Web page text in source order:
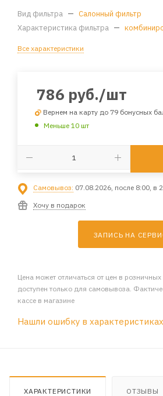
Вид фильтра — Салонный фильтр
Характеристика фильтра —
Все характеристики
786 руб./шт
Вернем на карту до 79 бонусных
Меньше 10 шт
Самовывоз: 07.08.2026, после 8:00, в
Хочу в подарок
ЗАПИСЬ НА
Цена может отличаться от цен в
доступен только для самовывоза.
кассе в магазине
Нашли ошибку в
ХАРАКТЕРИСТИКИ ОТЗЫВЫ